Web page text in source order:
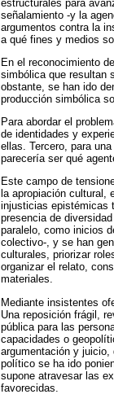
estructurales para
señalamiento -y la
argumentos contra la
a qué fines y medios
En el reconocimiento
simbólica que resultan
obstante, se han ido
producción simbólica
Para abordar el
de identidades y
ellas. Tercero, para
parecería ser qué
Este campo de
la apropiación cultural,
injusticias epistémicas
presencia de
paralelo, como inicios
colectivo-, y se han
culturales, priorizar
organizar el relato,
materiales.
Mediante insistentes
Una reposición frágil,
pública para las
capacidades o
argumentación y
político se ha ido
supone atravesar las
favorecidas.